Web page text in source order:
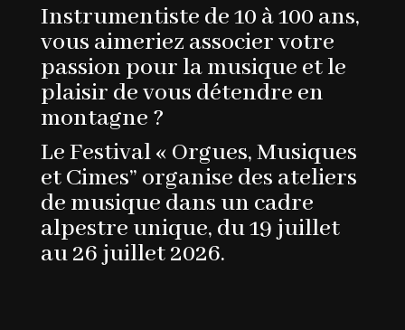
Instrumentiste de 10 à 100 ans,
vous aimeriez associer votre
passion pour la musique et le
plaisir de vous détendre en
montagne ?
Le Festival « Orgues, Musiques
et Cimes” organise des ateliers
de musique dans un cadre
alpestre unique, du 19 juillet
au 26 juillet 2026.